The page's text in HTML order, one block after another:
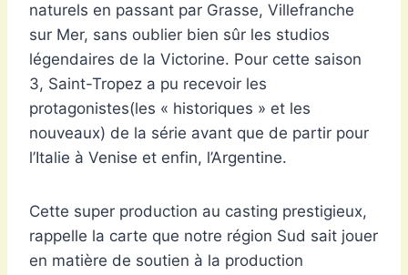
naturels en passant par Grasse, Villefranche
sur Mer, sans oublier bien sûr les studios
légendaires de la Victorine. Pour cette saison
3, Saint-Tropez a pu recevoir les
protagonistes(les « historiques » et les
nouveaux) de la série avant que de partir pour
l’Italie à Venise et enfin, l’Argentine.
Cette super production au casting prestigieux,
rappelle la carte que notre région Sud sait jouer
en matière de soutien à la production